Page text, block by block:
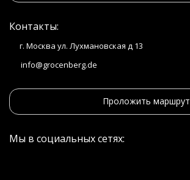
Контакты:
г. Москва ул. Лухмановская д 13
info@grocenberg.de
Проложить маршрут
Мы в социальных сетях: